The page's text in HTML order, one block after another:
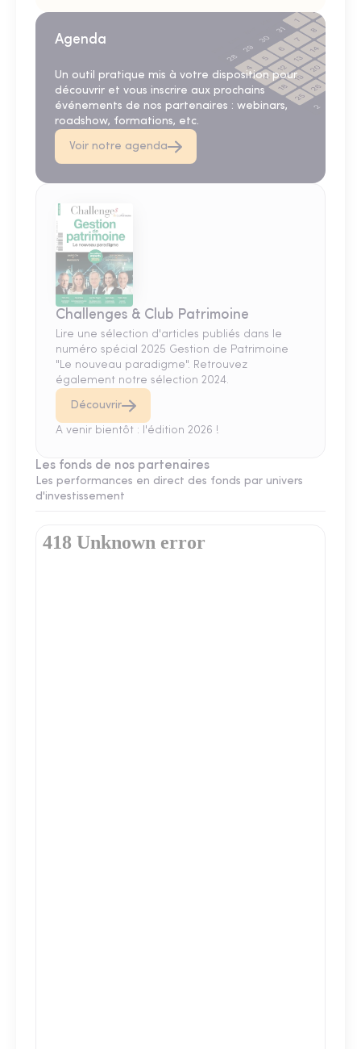
Agenda
Un outil pratique mis à votre disposition pour
découvrir et vous inscrire aux prochains
événements de nos partenaires : webinars,
roadshow, formations, etc.
Voir notre agenda
Challenges & Club Patrimoine
Lire une sélection d'articles publiés dans le
numéro spécial 2025 Gestion de Patrimoine
"Le nouveau paradigme". Retrouvez
également notre sélection 2024.
Découvrir
A venir bientôt : l'édition 2026 !
Les fonds de nos partenaires
Les performances en direct des fonds par univers
d'investissement